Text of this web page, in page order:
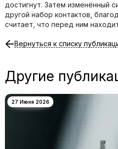
достигнут. Затем изменённый
другой набор контактов,
считает, что перед ним
Вернуться к списку
Другие
27 Июня 2026